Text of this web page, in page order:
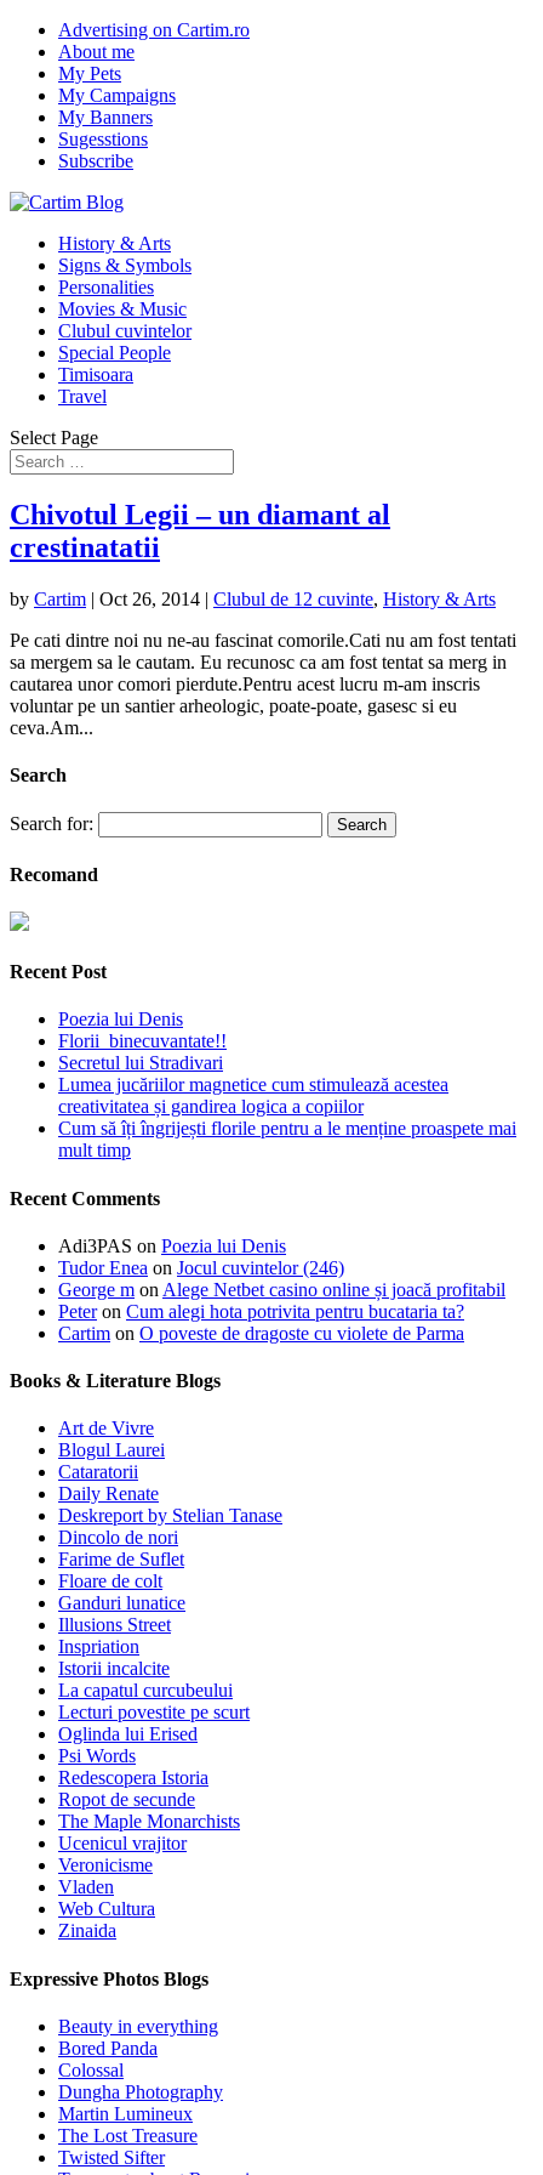
Advertising on Cartim.ro
About me
My Pets
My Campaigns
My Banners
Sugesstions
Subscribe
History & Arts
Signs & Symbols
Personalities
Movies & Music
Clubul cuvintelor
Special People
Timisoara
Travel
Select Page
Chivotul Legii – un diamant al
crestinatatii
by Cartim | Oct 26, 2014 | Clubul de 12 cuvinte, History & Arts
Pe cati dintre noi nu ne-au fascinat comorile.Cati nu am fost tentati
sa mergem sa le cautam. Eu recunosc ca am fost tentat sa merg in
cautarea unor comori pierdute.Pentru acest lucru m-am inscris
voluntar pe un santier arheologic, poate-poate, gasesc si eu
ceva.Am...
Search
Search for:
Recomand
Recent Post
Poezia lui Denis
Florii binecuvantate!!
Secretul lui Stradivari
Lumea jucăriilor magnetice cum stimulează acestea
creativitatea și gandirea logica a copiilor
Cum să îți îngrijești florile pentru a le menține proaspete mai
mult timp
Recent Comments
Adi3PAS on Poezia lui Denis
Tudor Enea on Jocul cuvintelor (246)
George m on Alege Netbet casino online și joacă profitabil
Peteron Cum alegi hota potrivita pentru bucataria ta?
Cartim on O poveste de dragoste cu violete de Parma
Books & Literature Blogs
Art de Vivre
Blogul Laurei
Cataratorii
Daily Renate
Deskreport by Stelian Tanase
Dincolo de nori
Farime de Suflet
Floare de colt
Ganduri lunatice
Illusions Street
Inspriation
Istorii incalcite
La capatul curcubeului
Lecturi povestite pe scurt
Oglinda lui Erised
Psi Words
Redescopera Istoria
Ropot de secunde
The Maple Monarchists
Ucenicul vrajitor
Veronicisme
Vladen
Web Cultura
Zinaida
Expressive Photos Blogs
Beauty in everything
Bored Panda
Colossal
Dungha Photography
Martin Lumineux
The Lost Treasure
Twisted Sifter